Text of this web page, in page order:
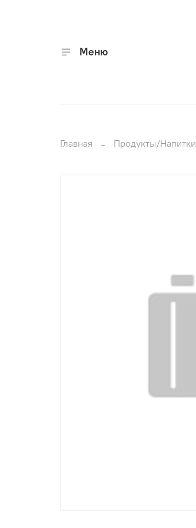
Меню
Главная
Продукты/Напитки